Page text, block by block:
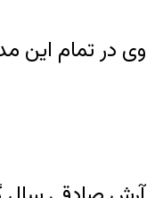
وی در تمام این